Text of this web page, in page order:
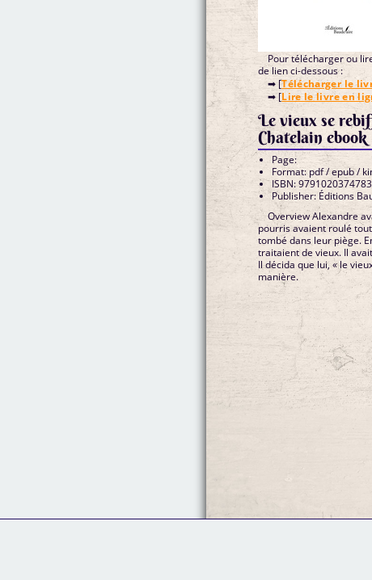
Pour télécharger ou
de lien ci-dessous :
➡ [Télécharger le
➡ [Lire le livre en
Le vieux se
Chatelain ebook
Page:
Format: pdf / epub /
ISBN: 9791020374783
Publisher: Éditions
Overview Alexandre
pourris avaient roulé
tombé dans leur piège.
traitaient de vieux. Il
Il décida que lui, « le
manière.